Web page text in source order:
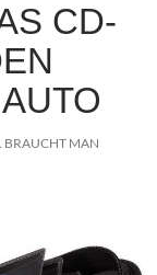
CD-
BRAUCHT MAN